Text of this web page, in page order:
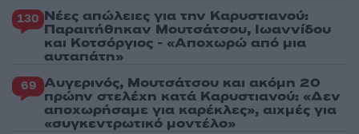
130 Νέες απώλειες για την Καρυστιανού:
Παραιτήθηκαν Μουτσάτσου, Ιωαννίδου
και Κοτσόργιος - «Αποχωρώ από μια
αυταπάτη»
69 Αυγερινός, Μουτσάτσου και ακόμη 20
πρώην στελέχη κατά Καρυστιανού: «Δεν
αποχωρήσαμε για καρέκλες», αιχμές για
«συγκεντρωτικό μοντέλο»